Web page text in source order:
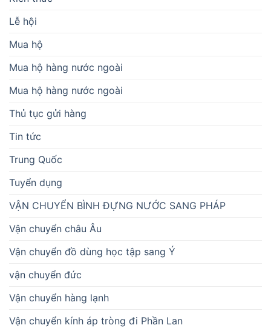
Lễ hội
Mua hộ
Mua hộ hàng nước ngoài
Mua hộ hàng nước ngoài
Thủ tục gửi hàng
Tin tức
Trung Quốc
Tuyển dụng
VẬN CHUYỂN BÌNH ĐỰNG NƯỚC SANG PHÁP
Vận chuyển châu Âu
Vận chuyển đồ dùng học tập sang Ý
vận chuyển đức
Vận chuyển hàng lạnh
Vận chuyển kính áp tròng đi Phần Lan